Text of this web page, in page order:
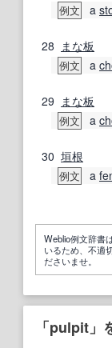
例文 a
28 まな板
例文 a
29 まな板
例文 a
30 垣根
例文 a
Weblio例文辞書
いるため、不適
ださいませ。
「pulpit」